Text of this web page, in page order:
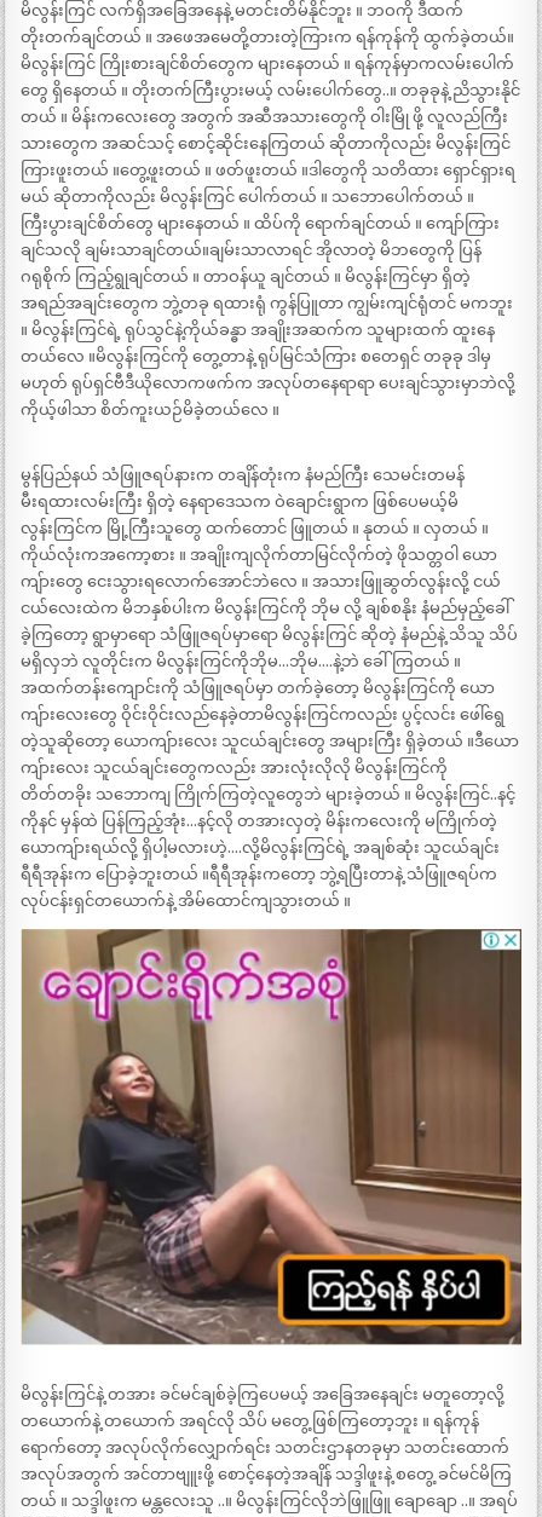
မိလွန်းကြင် လက်ရှိအခြေအနေနဲ့ မတင်းတိမ်နိုင်ဘူး ။ ဘဝကို ဒီထက်
တိုးတက်ချင်တယ် ။ အဖေအမေတို့တားတဲ့ကြားက ရန်ကုန်ကို ထွက်ခဲ့တယ်။
မိလွန်းကြင် ကြိုးစားချင်စိတ်တွေက များနေတယ် ။ ရန်ကုန်မှာကလမ်းပေါက်
တွေ ရှိနေတယ် ။ တိုးတက်ကြီးပွားမယ့် လမ်းပေါက်တွေ..။ တခုခုနဲ့ ညိသွားနိုင်
တယ် ။ မိန်းကလေးတွေ အတွက် အဆီအသားတွေကို ဝါးမြို ဖို့ လူလည်ကြီး
သားတွေက အဆင်သင့် စောင့်ဆိုင်းနေကြတယ် ဆိုတာကိုလည်း မိလွန်းကြင်
ကြားဖူးတယ် ။တွေ့ဖူးတယ် ။ ဖတ်ဖူးတယ် ။ဒါတွေကို သတိထား ရှောင်ရှားရ
မယ် ဆိုတာကိုလည်း မိလွန်းကြင် ပေါက်တယ် ။ သဘောပေါက်တယ် ။
ကြီးပွားချင်စိတ်တွေ များနေတယ် ။ ထိပ်ကို ရောက်ချင်တယ် ။ ကျော်ကြား
ချင်သလို ချမ်းသာချင်တယ်။ချမ်းသာလာရင် အိုလာတဲ့ မိဘတွေကို ပြန်
ဂရုစိုက် ကြည့်ရွုချင်တယ် ။ တာဝန်ယူ ချင်တယ် ။ မိလွန်းကြင်မှာ ရှိတဲ့
အရည်အချင်းတွေက ဘွဲ့တခု ရထားရုံ ကွန်ပြူတာ ကျွမ်းကျင်ရုံတင် မကဘူး
။ မိလွန်းကြင်ရဲ့ ရုပ်သွင်နဲ့ကိုယ်ခန္ဓာ အချိုးအဆက်က သူများထက် ထူးနေ
တယ်လေ ။မိလွန်းကြင်ကို တွေ့တာနဲ့ ရုပ်မြင်သံကြား စတေရှင် တခုခု ဒါမှ
မဟုတ် ရုပ်ရှင်ဗီဒီယိုလောကဖက်က အလုပ်တနေရာရာ ပေးချင်သွားမှာဘဲလို့
ကိုယ့်ဖါသာ စိတ်ကူးယဉ်မိခဲ့တယ်လေ ။
မွန်ပြည်နယ် သံဖြူဇရပ်နားက တချိန်တုံးက နံမည်ကြီး သေမင်းတမန်
မီးရထားလမ်းကြီး ရှိတဲ့ နေရာဒေသက ဝဲချောင်းရွာက ဖြစ်ပေမယ့်မိ
လွန်းကြင်က မြို့ကြီးသူတွေ ထက်တောင် ဖြူတယ် ။ နုတယ် ။ လှတယ် ။
ကိုယ်လုံးကအကော့စား ။ အချိုးကျလိုက်တာမြင်လိုက်တဲ့ ဖိုသတ္တဝါ ယော
ကျ်ားတွေ ငေးသွားရလောက်အောင်ဘဲလေ ။ အသားဖြူဆွတ်လွန်းလို့ ငယ်
ငယ်လေးထဲက မိဘနှစ်ပါးက မိလွန်းကြင်ကို ဘိုမ လို့ ချစ်စနိုး နံမည်မှည့်ခေါ်
ခဲ့ကြတော့ ရွာမှာရော သံဖြူဇရပ်မှာရော မိလွန်းကြင် ဆိုတဲ့ နံမည်နဲ့ သိသူ သိပ်
မရှိလှဘဲ လူတိုင်းက မိလွန်းကြင်ကိုဘိုမ…ဘိုမ….နဲ့ဘဲ ခေါ်ကြတယ် ။
အထက်တန်းကျောင်းကို သံဖြူဇရပ်မှာ တက်ခဲ့တော့ မိလွန်းကြင်ကို ယော
ကျ်ားလေးတွေ ဝိုင်းဝိုင်းလည်နေခဲ့တာမိလွန်းကြင်ကလည်း ပွင့်လင်း ဖေါ်ရွေ
တဲ့သူဆိုတော့ ယောကျ်ားလေး သူငယ်ချင်းတွေ အများကြီး ရှိခဲ့တယ် ။ဒီယော
ကျ်ားလေး သူငယ်ချင်းတွေကလည်း အားလုံးလိုလို မိလွန်းကြင်ကို
တိတ်တခိုး သဘောကျ ကြိုက်ကြတဲ့လူတွေဘဲ များခဲ့တယ် ။ မိလွန်းကြင်..နင့်
ကိုနင် မှန်ထဲ ပြန်ကြည့်အုံး…နင့်လို တအားလှတဲ့ မိန်းကလေးကို မကြိုက်တဲ့
ယောကျ်ားရယ်လို့ ရှိပါ့မလားဟဲ့….လို့မိလွန်းကြင်ရဲ့ အချစ်ဆုံး သူငယ်ချင်း
ရီရီအုန်းက ပြောခဲ့ဘူးတယ် ။ရီရီအုန်းကတော့ ဘွဲ့ရပြီးတာနဲ့ သံဖြူဇရပ်က
လုပ်ငန်းရှင်တယောက်နဲ့ အိမ်ထောင်ကျသွားတယ် ။
မိလွန်းကြင်နဲ့ တအား ခင်မင်ချစ်ခဲ့ကြပေမယ့် အခြေအနေချင်း မတူတော့လို့
တယောက်နဲ့ တယောက် အရင်လို သိပ် မတွေ့ဖြစ်ကြတော့ဘူး ။ ရန်ကုန်
ရောက်တော့ အလုပ်လိုက်လျှောက်ရင်း သတင်းဌာနတခုမှာ သတင်းထောက်
အလုပ်အတွက် အင်တာဗျူးဖို့ စောင့်နေတဲ့အချိန် သဒ္ဒါဖူးနဲ့ စတွေ့ ခင်မင်မိကြ
တယ် ။ သဒ္ဒါဖူးက မန္တလေးသူ ..။ မိလွန်းကြင်လိုဘဲဖြူဖြူ ချောချော ..။ အရပ်